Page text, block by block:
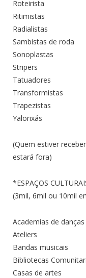
Roteirista
Ritimistas
Radialistas
Sambistas de roda
Sonoplastas
Stripers
Tatuadores
Transformistas
Trapezistas
Yalorixás
(Quem estiver
estará fora)
*ESPAÇOS
(3mil, 6mil ou 10mil
Academias de danças
Ateliers
Bandas musicais
Bibliotecas
Casas de artes